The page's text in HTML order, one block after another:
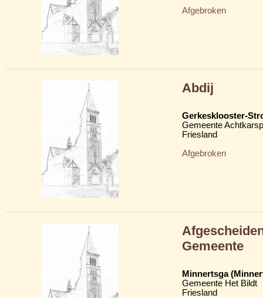
Afgebroken
Abdij
Gerkesklooster-
Gemeente
Friesland
Afgebroken
Gemeente
Minnertsga
Gemeente Het Bildt
Friesland